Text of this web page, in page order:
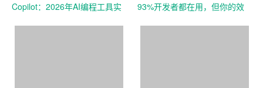
Copilot：2026年AI编程工具实
93%开发者都在用，但你的效